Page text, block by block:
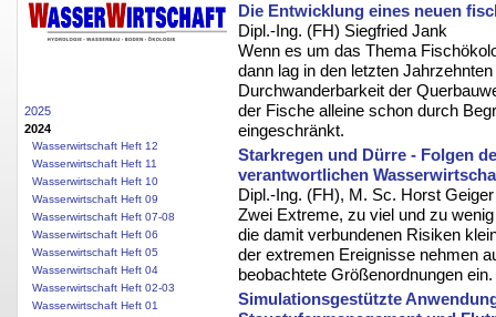
2025
2024
Wasserwirtschaft Heft 12
Wasserwirtschaft Heft 11
Wasserwirtschaft Heft 10
Wasserwirtschaft Heft 09
Wasserwirtschaft Heft 07-08
Wasserwirtschaft Heft 06
Wasserwirtschaft Heft 05
Wasserwirtschaft Heft 04
Wasserwirtschaft Heft 02-03
Wasserwirtschaft Heft 01
Die Entwicklung eines neuen
Dipl.-Ing. (FH) Siegfried Jank
Wenn es um das Thema
dann lag in den letzten
Durchwanderbarkeit der
der Fische alleine schon durch
eingeschränkt.
Starkregen und Dürre - Folgen
verantwortlichen
Dipl.-Ing. (FH), M. Sc. Horst Geiger
Zwei Extreme, zu viel und zu
die damit verbundenen Risiken
der extremen Ereignisse nehmen
beobachtete Größenordnungen ein.
Simulationsgestützte